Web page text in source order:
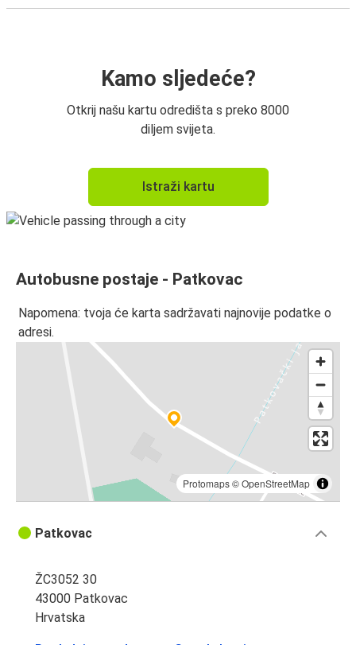
Kamo sljedeće?
Otkrij našu kartu odredišta s preko 8000
diljem svijeta.
Istraži kartu
Autobusne postaje - Patkovac
Napomena: tvoja će karta sadržavati najnovije podatke o
adresi.
Protomaps©OpenStreetMap
Patkovac
ŽC3052 30
43000 Patkovac
Hrvatska